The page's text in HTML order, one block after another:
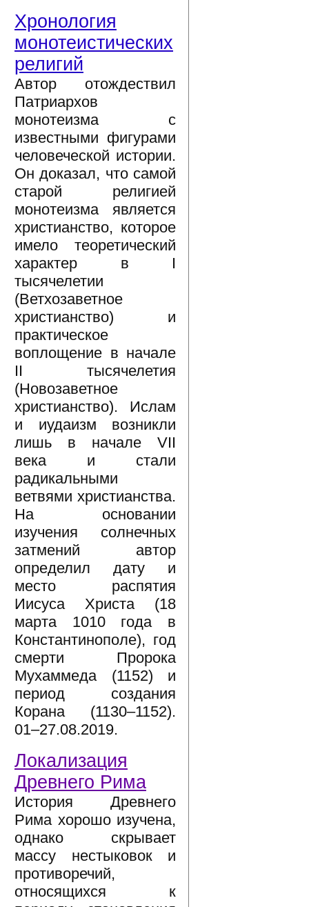
Хронология
монотеистических
религий
Автор отождествил
Патриархов
монотеизма с
известными фигурами
человеческой истории.
Он доказал, что самой
старой религией
монотеизма является
христианство, которое
имело теоретический
характер в I
тысячелетии
(Ветхозаветное
христианство) и
практическое
воплощение в начале
II тысячелетия
(Новозаветное
христианство). Ислам
и иудаизм возникли
лишь в начале VII
века и стали
радикальными
ветвями христианства.
На основании
изучения солнечных
затмений автор
определил дату и
место распятия
Иисуса Христа (18
марта 1010 года в
Константинополе), год
смерти Пророка
Мухаммеда (1152) и
период создания
Корана (1130–1152).
01–27.08.2019.
Локализация
Древнего Рима
История Древнего
Рима хорошо изучена,
однако скрывает
массу нестыковок и
противоречий,
относящихся к